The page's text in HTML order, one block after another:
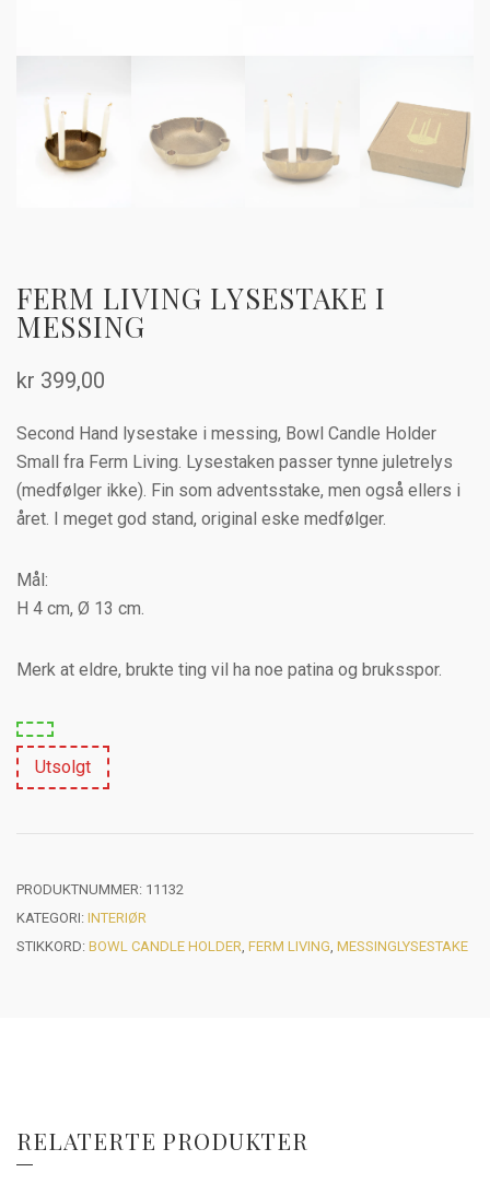
FERM LIVING LYSESTAKE I
MESSING
kr 399,00
Second Hand lysestake i messing, Bowl Candle Holder
Small fra Ferm Living. Lysestaken passer tynne juletrelys
(medfølger ikke). Fin som adventsstake, men også ellers i
året. I meget god stand, original eske medfølger.
Mål:
H 4 cm, Ø 13 cm.
Merk at eldre, brukte ting vil ha noe patina og bruksspor.
Utsolgt
PRODUKTNUMMER: 11132
KATEGORI: INTERIØR
STIKKORD: BOWL CANDLE HOLDER FERM LIVING MESSINGLYSESTAKE
RELATERTE PRODUKTER